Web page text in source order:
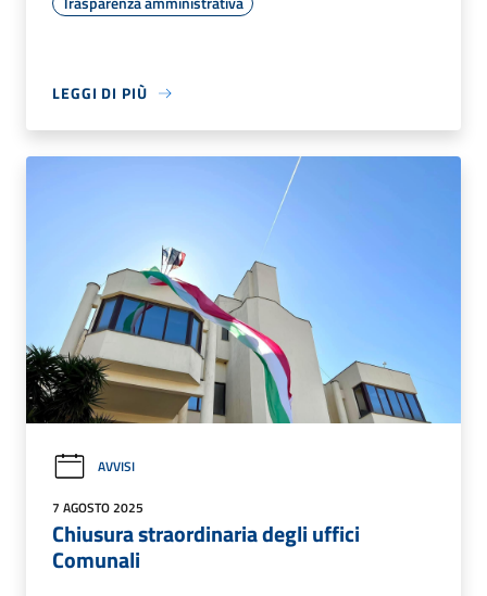
LEGGI DI PIÙ
AVVISI
7 AGOSTO 2025
Chiusura straordinaria degli uffici
Comunali